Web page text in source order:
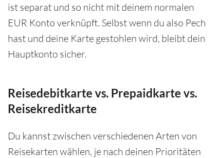
ist separat und so nicht mit deinem normalen
EUR Konto verknüpft. Selbst wenn du also Pech
hast und deine Karte gestohlen wird, bleibt dein
Hauptkonto sicher.
Reisedebitkarte vs. Prepaidkarte vs.
Reisekreditkarte
Du kannst zwischen verschiedenen Arten von
Reisekarten wählen, je nach deinen Prioritäten